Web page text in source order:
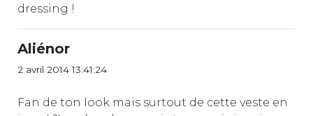
dressing !
Aliénor
2 avril 2014 13:41:24
Fan de ton look mais surtout de cette veste en